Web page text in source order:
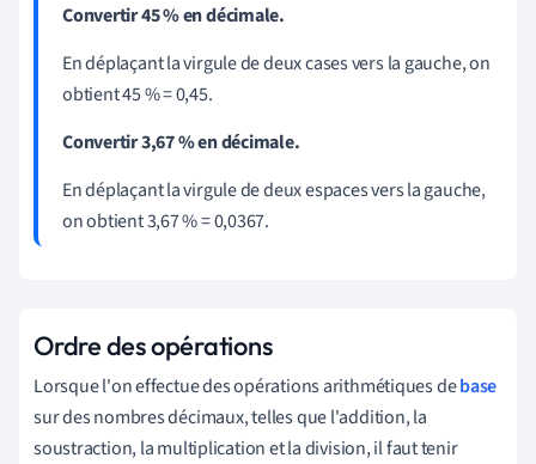
Convertir 45 % en décimale.
En déplaçant la virgule de deux cases vers la gauche, on
obtient 45 % = 0,45.
Convertir 3,67 % en décimale.
En déplaçant la virgule de deux espaces vers la gauche,
on obtient 3,67 % = 0,0367.
Ordre des opérations
Lorsque l'on effectue des opérations arithmétiques debase
sur des nombres décimaux, telles que l'addition, la
soustraction, la multiplication et la division, il faut tenir